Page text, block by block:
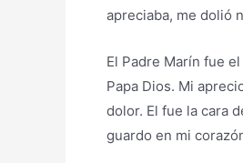
apreciaba, me dolió
El Padre Marín fue
Papa Dios. Mi
dolor. El fue la cara
guardo en mi